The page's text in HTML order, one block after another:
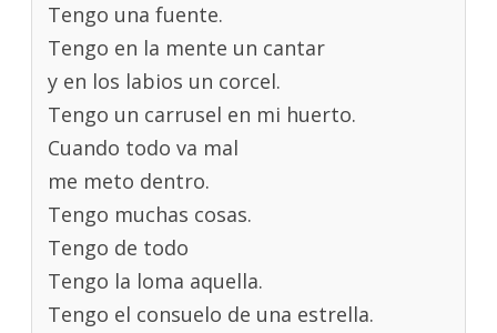
Tengo una fuente.
Tengo en la mente un cantar
y en los labios un corcel.
Tengo un carrusel en mi huerto.
Cuando todo va mal
me meto dentro.
Tengo muchas cosas.
Tengo de todo
Tengo la loma aquella.
Tengo el consuelo de una estrella.